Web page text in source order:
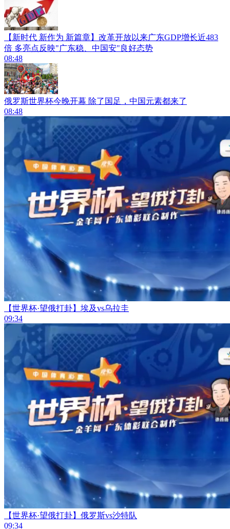
【新时代 新作为 新篇章】改革开放以来广东GDP增长近483
倍 多亮点反映"广东稳、中国安"良好态势
08:48
俄罗斯世界杯今晚开幕 除了国足，中国元素都来了
08:48
【世界杯·望俄打卦】埃及vs乌拉圭
09:34
【世界杯·望俄打卦】俄罗斯vs沙特队
09:34